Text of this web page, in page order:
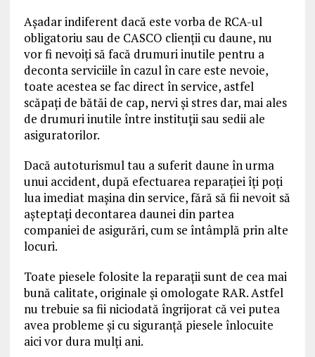
Aşadar indiferent dacă este vorba de RCA-ul
obligatoriu sau de CASCO clienţii cu daune, nu
vor fi nevoiţi să facă drumuri inutile pentru a
deconta serviciile în cazul în care este nevoie,
toate acestea se fac direct în service, astfel
scăpaţi de bătăi de cap, nervi şi stres dar, mai ales
de drumuri inutile între instituţii sau sedii ale
asiguratorilor.
Dacă autoturismul tau a suferit daune în urma
unui accident, după efectuarea reparației îţi poţi
lua imediat maşina din service, fără să fii nevoit să
aşteptaţi decontarea daunei din partea
companiei de asigurări, cum se întâmplă prin alte
locuri.
Toate piesele folosite la reparaţii sunt de cea mai
bună calitate, originale şi omologate RAR. Astfel
nu trebuie sa fii niciodată îngrijorat că vei putea
avea probleme și cu siguranță piesele înlocuite
aici vor dura mulţi ani.